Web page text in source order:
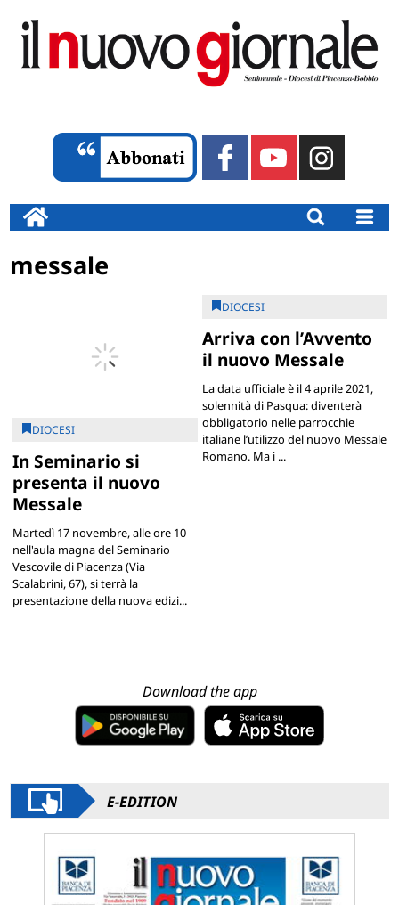
messale
DIOCESI
In Seminario si
presenta il nuovo
Messale
Martedì 17 novembre, alle ore 10
nell'aula magna del Seminario
Vescovile di Piacenza (Via
Scalabrini, 67), si terrà la
presentazione della nuova edizi...
DIOCESI
Arriva con l’Avvento
il nuovo Messale
La data ufficiale è il 4 aprile 2021,
solennità di Pasqua: diventerà
obbligatorio nelle parrocchie
italiane l’utilizzo del nuovo Messale
Romano. Ma i ...
Download the app
E-EDITION